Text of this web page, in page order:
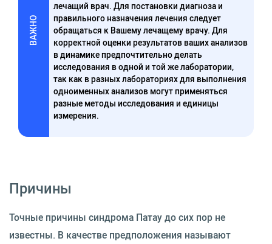
ВАЖНО
лечащий врач. Для постановки диагноза и
правильного назначения лечения следует
обращаться к Вашему лечащему врачу. Для
корректной оценки результатов ваших анализов
в динамике предпочтительно делать
исследования в одной и той же лаборатории,
так как в разных лабораториях для выполнения
одноименных анализов могут применяться
разные методы исследования и единицы
измерения.
Причины
Точные причины синдрома Патау до сих пор не
известны. В качестве предположения называют